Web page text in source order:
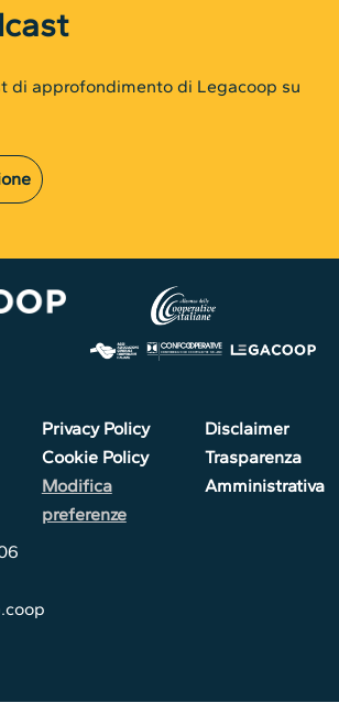
di approfondimento di Legacoop su
Privacy Policy
Cookie Policy
Modifica
preferenze
Disclaimer
Trasparenza
Amministrativa